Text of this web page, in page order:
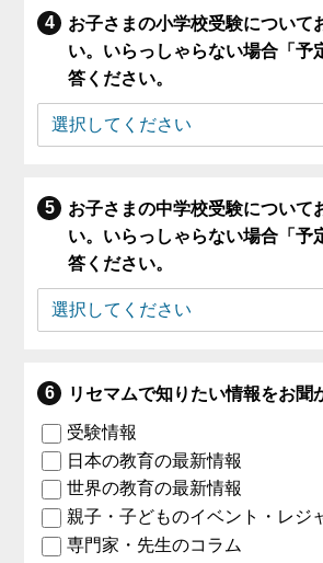
お子さまの小学校受験について
い。いらっしゃらない場合「予
答ください。
お子さまの中学校受験について
い。いらっしゃらない場合「予
答ください。
リセマムで知りたい情報をお聞
受験情報
日本の教育の最新情報
世界の教育の最新情報
親子・子どものイベント・レジ
専門家・先生のコラム